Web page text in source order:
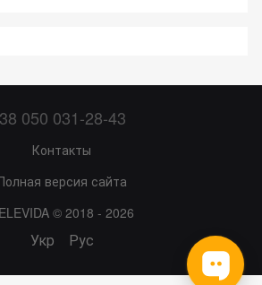
050 031-28-43
Контакты
версия сайта
© 2018 - 2026
Укр Рус